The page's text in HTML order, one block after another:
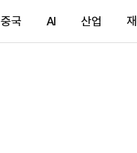
중국 AI 산업